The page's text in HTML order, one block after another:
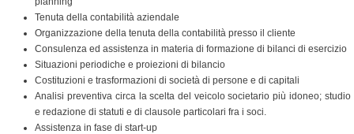
Tenuta della contabilità aziendale
Organizzazione della tenuta della contabilità presso il cliente
Consulenza ed assistenza in materia di formazione di bilanci di esercizio
Situazioni periodiche e proiezioni di bilancio
Costituzioni e trasformazioni di società di persone e di capitali
Analisi preventiva circa la scelta del veicolo societario più idoneo; studio
e redazione di statuti e di clausole particolari fra i soci.
Assistenza in fase di start-up